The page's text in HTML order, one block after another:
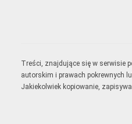
Treści, znajdujące się w serwisie
autorskim i prawach pokrewnych
Jakiekolwiek kopiowanie,